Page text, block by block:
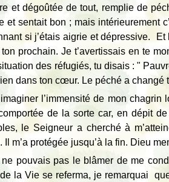
et dégoûtée de tout, remplie de
et sentait bon ; mais intérieurement
si j’étais aigrie et dépressive.
prochain. Je t’avertissais en te
des réfugiés, tu disais : "
dans ton cœur. Le péché a
l’immensité de mon
de la sorte car, en dépit
le Seigneur a cherché à
Il m’a protégée jusqu’à la fin. Dieu
pouvais pas le blâmer de me
la Vie se referma, je remarquai